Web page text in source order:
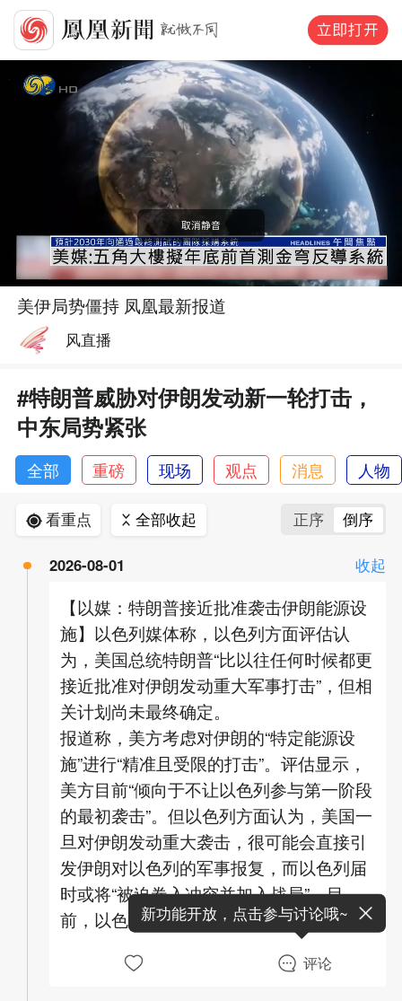
美伊局势僵持 凤凰最新报道
风直播
#特朗普威胁对伊朗发动新一轮打击，
中东局势紧张
全部 重磅 现场 观点 消息 人物
看重点 全部收起 正序 倒序
2026-08-01 收起
【以媒：特朗普接近批准袭击伊朗能源设
施】以色列媒体称，以色列方面评估认
为，美国总统特朗普“比以往任何时候都更
接近批准对伊朗发动重大军事打击”，但相
关计划尚未最终确定。
报道称，美方考虑对伊朗的“特定能源设
施”进行“精准且受限的打击”。评估显示，
美方目前“倾向于不让以色列参与第一阶段
的最初袭击”。但以色列方面认为，美国一
旦对伊朗发动重大袭击，很可能会直接引
发伊朗对以色列的军事报复，而以色列届
时或将“被迫卷入冲突并加入战局”。目
前，以色列国防机构正保持高度警惕。
新功能开放，点击参与讨论哦~
评论